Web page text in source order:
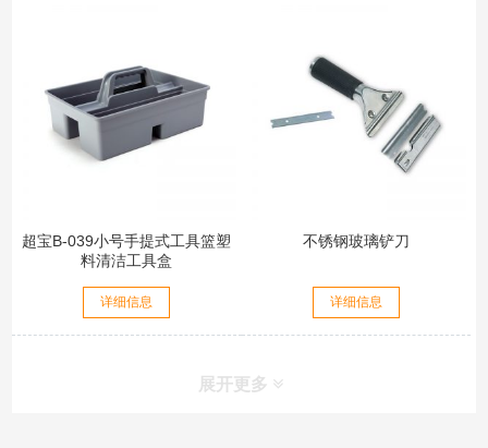
超宝B-039小号手提式工具篮塑
料清洁工具盒
详细信息
不锈钢玻璃铲刀
详细信息
展开更多